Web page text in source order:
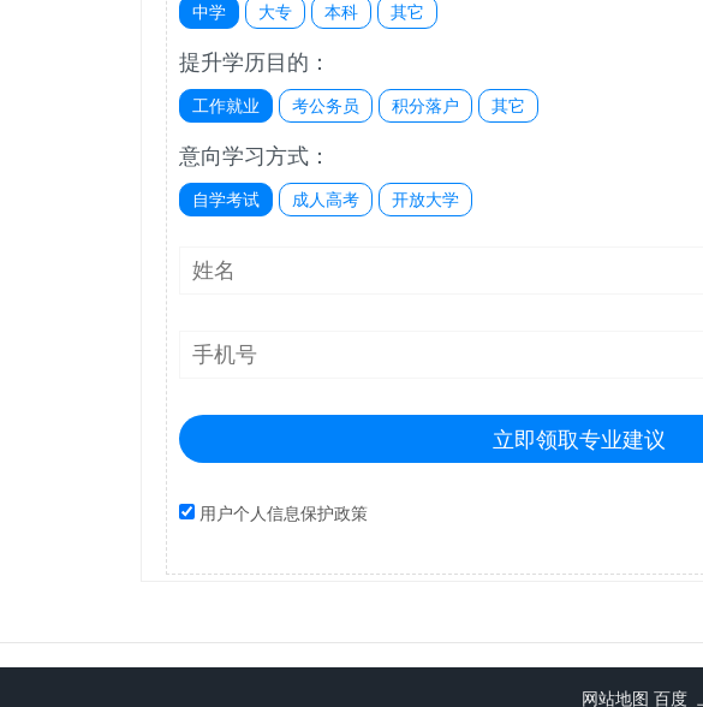
中学 大专 本科 其它
提升学历目的：
工作就业 考公务员 积分落户 其它
意向学习方式：
自学考试 成人高考 开放大学
立即领取专业建议
用户个人信息保护政策
网站地图 百度